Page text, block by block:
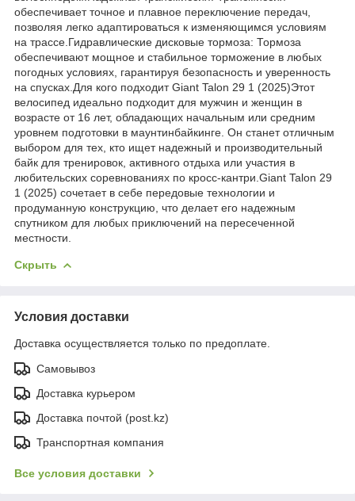
обеспечивает точное и плавное переключение передач,
позволяя легко адаптироваться к изменяющимся условиям
на трассе.Гидравлические дисковые тормоза: Тормоза
обеспечивают мощное и стабильное торможение в любых
погодных условиях, гарантируя безопасность и уверенность
на спусках.Для кого подходит Giant Talon 29 1 (2025)Этот
велосипед идеально подходит для мужчин и женщин в
возрасте от 16 лет, обладающих начальным или средним
уровнем подготовки в маунтинбайкинге. Он станет отличным
выбором для тех, кто ищет надежный и производительный
байк для тренировок, активного отдыха или участия в
любительских соревнованиях по кросс-кантри.​Giant Talon 29
1 (2025) сочетает в себе передовые технологии и
продуманную конструкцию, что делает его надежным
спутником для любых приключений на пересеченной
местности.​
Скрыть
Условия доставки
Доставка осуществляется только по предоплате.
Самовывоз
Доставка курьером
Доставка почтой (post.kz)
Транспортная компания
Все условия доставки